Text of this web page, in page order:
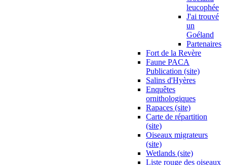
leucophée
J'ai trouvé
un
Goéland
Partenaires
Fort de la Revère
Faune PACA
Publication (site)
Salins d'Hyères
Enquêtes
ornithologiques
Rapaces (site)
Carte de répartition
(site)
Oiseaux migrateurs
(site)
Wetlands (site)
Liste rouge des oiseaux